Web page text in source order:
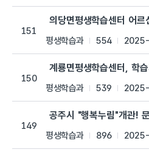
151
의당면평생학습센터 어
평생학습과 554
150
계룡면평생학습센터, 학
평생학습과 539
149
공주시 "행복누림"개관!
평생학습과 896